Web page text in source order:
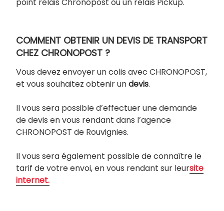
point relais Chronopost ou un relais Pickup.
COMMENT OBTENIR UN DEVIS DE TRANSPORT
CHEZ CHRONOPOST ?
Vous devez envoyer un colis avec CHRONOPOST,
et vous souhaitez obtenir undevis.
Il vous sera possible d’effectuer une demande
de devis en vous rendant dans l’agence
CHRONOPOST de Rouvignies.
Il vous sera également possible de connaître le
tarif de votre envoi, en vous rendant sur leursite
internet.